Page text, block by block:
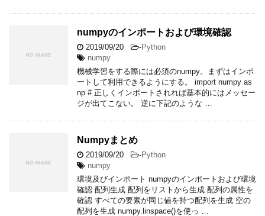
numpyのインポートおよび環境確認
2019/09/20 -Python
numpy
機械学習をする際には必須のnumpy。まずはインポ
ートして利用できるようにする。 import numpy as
np # 正しくインポートされれば基本的にはメッセー
ジが出てこない。 逆に下記のような …
Numpyまとめ
2019/09/20 -Python
numpy
環境及びインポート numpyのインポートおよび環境
確認 配列生成 配列をリストから生成 配列の属性を
確認 すべての要素が同じ値を持つ配列を生成 空の
配列を生成 numpy.linspace()を使っ …